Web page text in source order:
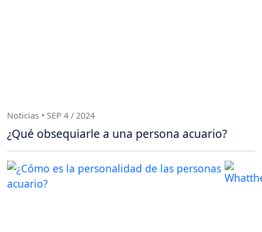
Noticias • SEP 4 / 2024
¿Qué obsequiarle a una persona acuario?